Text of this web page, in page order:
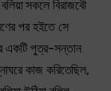
সকলে বিরাজবৌ
পর হইতে সে
একটি পুত্র-সন্তান
কাজ করিতেছিল,